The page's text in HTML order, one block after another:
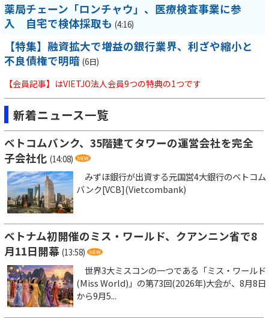
薬局チェーン「ロンチャウ」、医療検査事業に参
入 自宅で検体採取も (4:16)
【特集】融資拡大で増益の銀行業界、利ざや縮小と
不良債権で明暗 (6日)
【会員記事】はVIETJO法人会員9つの特典の1つです
新着ニュース一覧
ベトコムバンク、35階建てタワーの運営会社を完全
子会社化 (14:08)
みずほ銀行が出資する元国営4大銀行のベトコム
バンク[VCB](Vietcombank)
ベトナム初開催のミス・ワールド、クアンニン省で8
月11日開幕 (13:58)
世界3大ミスコンの一つである「ミス・ワールド
(Miss World)」の第73回(2026年)大会が、8月8日
から9月5...